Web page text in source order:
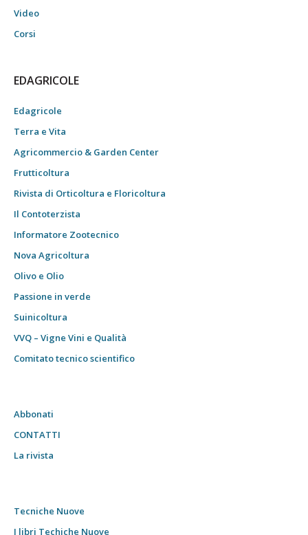
Video
Corsi
EDAGRICOLE
Edagricole
Terra e Vita
Agricommercio & Garden Center
Frutticoltura
Rivista di Orticoltura e Floricoltura
Il Contoterzista
Informatore Zootecnico
Nova Agricoltura
Olivo e Olio
Passione in verde
Suinicoltura
VVQ – Vigne Vini e Qualità
Comitato tecnico scientifico
Abbonati
CONTATTI
La rivista
Tecniche Nuove
I libri Techiche Nuove